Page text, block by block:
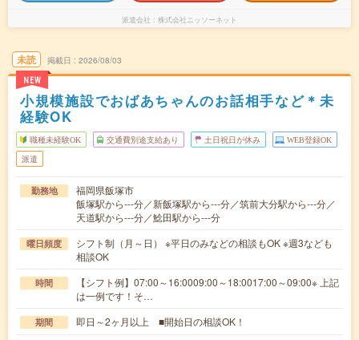
派遣会社 株式会社ニッソーネット
未読
NEW
掲載日 2026/08/03
小規模施設でおばあちゃんのお話相手など＊未
経験OK
職種未経験OK 交通費別途支給あり 土日祝日が休み WEB登録OK
派遣
勤務地
福岡県飯塚市
飯塚駅から---分／新飯塚駅から---分／筑前大分駅から---分／
天道駅から---分／鯰田駅から---分
曜日頻度
シフト制（月～日） ※平日のみなどの相談もOK ※週3なども
相談OK
時間
【シフト例】07:00～16:0009:00～18:0017:00～09:00※ 上記
は一例です！そ…
期間 即日～2ヶ月以上 ■開始日の相談OK！